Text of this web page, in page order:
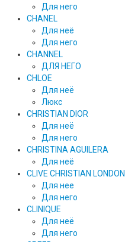
Для него
CHANEL
Для неё
Для него
CHANNEL
ДЛЯ НЕГО
CHLOE
Для неё
Люкс
CHRISTIAN DIOR
Для неё
Для него
CHRISTINA AGUILERA
Для неё
CLIVE CHRISTIAN LONDON
Для нее
Для него
CLINIQUE
Для неё
Для него